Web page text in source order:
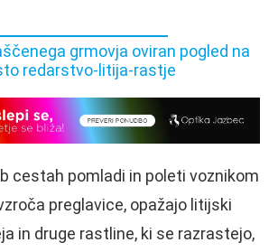
cestah pomladi in poleti voznikom
preglavice, opažajo litijski
in druge rastline, ki se razrastejo,